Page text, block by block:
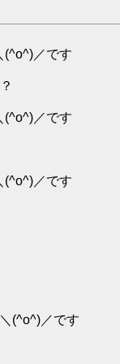
(^o^)／です
(^o^)／です
(^o^)／です
(^o^)／です